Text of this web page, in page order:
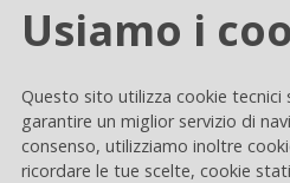
Cookie
Privacy e
Usiamo i
Questo sito utilizza cookie
garantire un miglior servizio di
consenso, utilizziamo inoltre
ricordare le tue scelte, cookie